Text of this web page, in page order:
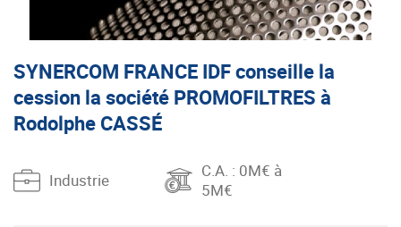
SYNERCOM FRANCE IDF conseille la
cession la société PROMOFILTRES à
Rodolphe CASSÉ
Industrie C.A. : 0M€ à
5M€